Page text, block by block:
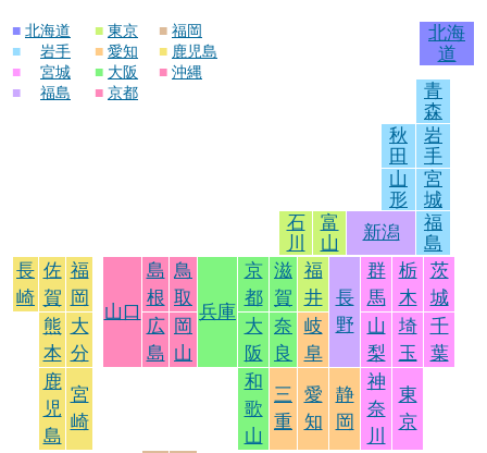
■ 北海道
■
岩手
■
宮城
■
福島
■ 東京
■ 愛知
■ 大阪
■ 京都
■ 福岡
■ 鹿児島
■ 沖縄
北海
道
青
森
秋
田
岩
手
山
形
宮
城
石
川
富
山
新潟
福
島
長
崎
佐
賀
福
岡
山口
島
根
鳥
取
兵庫
京
都
滋
賀
福
井
長
野
群
馬
栃
木
茨
城
熊
本
大
分
広
島
岡
山
大
阪
奈
良
岐
阜
山
梨
埼
玉
千
葉
鹿
児
島
宮
崎
和
歌
山
三
重
愛
知
静
岡
神
奈
川
東
京